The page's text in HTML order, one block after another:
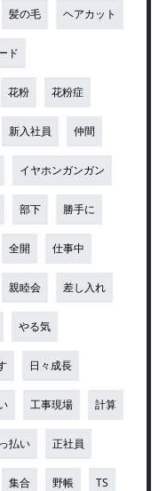
髪の毛 ヘアカット
ド
花粉 花粉症
新入社員 仲間
イヤホンガンガン
部下 勝手に
全開 仕事中
親睦会 差し入れ
やる気
日々成長
工事現場 計算
払い 正社員
集合 野帳 TS